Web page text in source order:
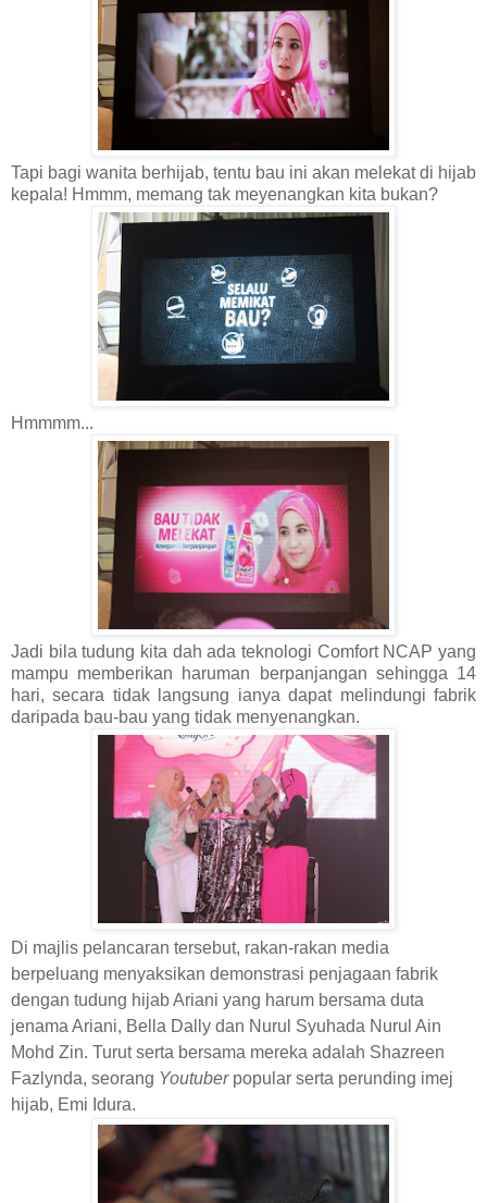
Tapi bagi wanita berhijab, tentu bau ini akan melekat di hijab
kepala! Hmmm, memang tak meyenangkan kita bukan?
Hmmmm...
Jadi bila tudung kita dah ada teknologi Comfort NCAP yang
mampu memberikan haruman berpanjangan sehingga 14
hari, secara tidak langsung ianya dapat melindungi fabrik
daripada bau-bau yang tidak menyenangkan.
Di majlis pelancaran tersebut, rakan-rakan media
berpeluang menyaksikan demonstrasi penjagaan fabrik
dengan tudung hijab Ariani yang harum bersama duta
jenama Ariani, Bella Dally dan Nurul Syuhada Nurul Ain
Mohd Zin. Turut serta bersama mereka adalah Shazreen
Fazlynda, seorang Youtuberpopular serta perunding imej
hijab, Emi Idura.